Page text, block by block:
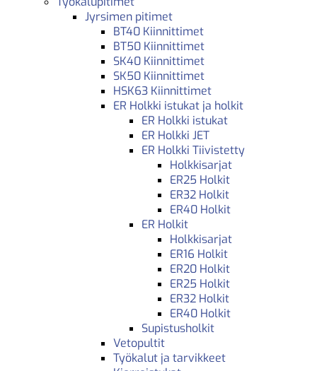
Jyrsimen pitimet
BT40 Kiinnittimet
BT50 Kiinnittimet
SK40 Kiinnittimet
SK50 Kiinnittimet
HSK63 Kiinnittimet
ER Holkki istukat ja holkit
ER Holkki istukat
ER Holkki JET
ER Holkki Tiivistetty
Holkkisarjat
ER25 Holkit
ER32 Holkit
ER40 Holkit
ER Holkit
Holkkisarjat
ER16 Holkit
ER20 Holkit
ER25 Holkit
ER32 Holkit
ER40 Holkit
Supistusholkit
Vetopultit
Työkalut ja tarvikkeet